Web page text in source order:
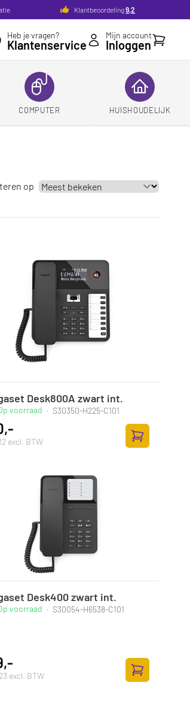
Klantbeoordeling9,2
Heb je vragen?
Klantenservice
Mijn account
Inloggen
COMPUTER HUISHOUDELIJK
op
winkelwagen
Desk800A zwart int.
voorraad · S30350-H225-C101
excl. BTW
Toevoegen
winkelwagen
Desk400 zwart int.
voorraad · S30054-H6538-C101
excl. BTW
Toevoegen